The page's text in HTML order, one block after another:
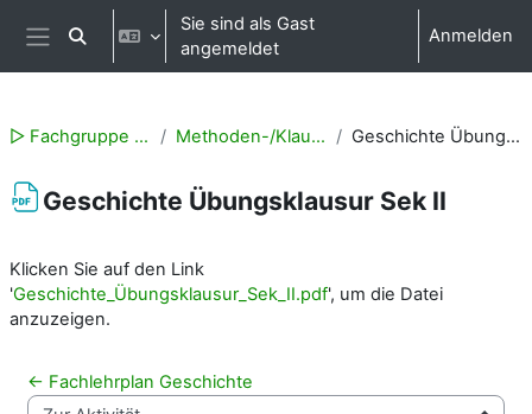
Zum Hauptinhalt
Website-Übersicht
Sucheingabe umschalten
Sie sind als Gast
angemeldet
Anmelden
▻ Fachgruppe Geschichte Methoden-/Klausurentraining Geschichte Übungsklausur Sek II
Geschichte Übungsklausur Sek II
Klicken Sie auf den Link
'Geschichte_Übungsklausur_Sek_II.pdf', um die Datei
anzuzeigen.
← Fachlehrplan Geschichte